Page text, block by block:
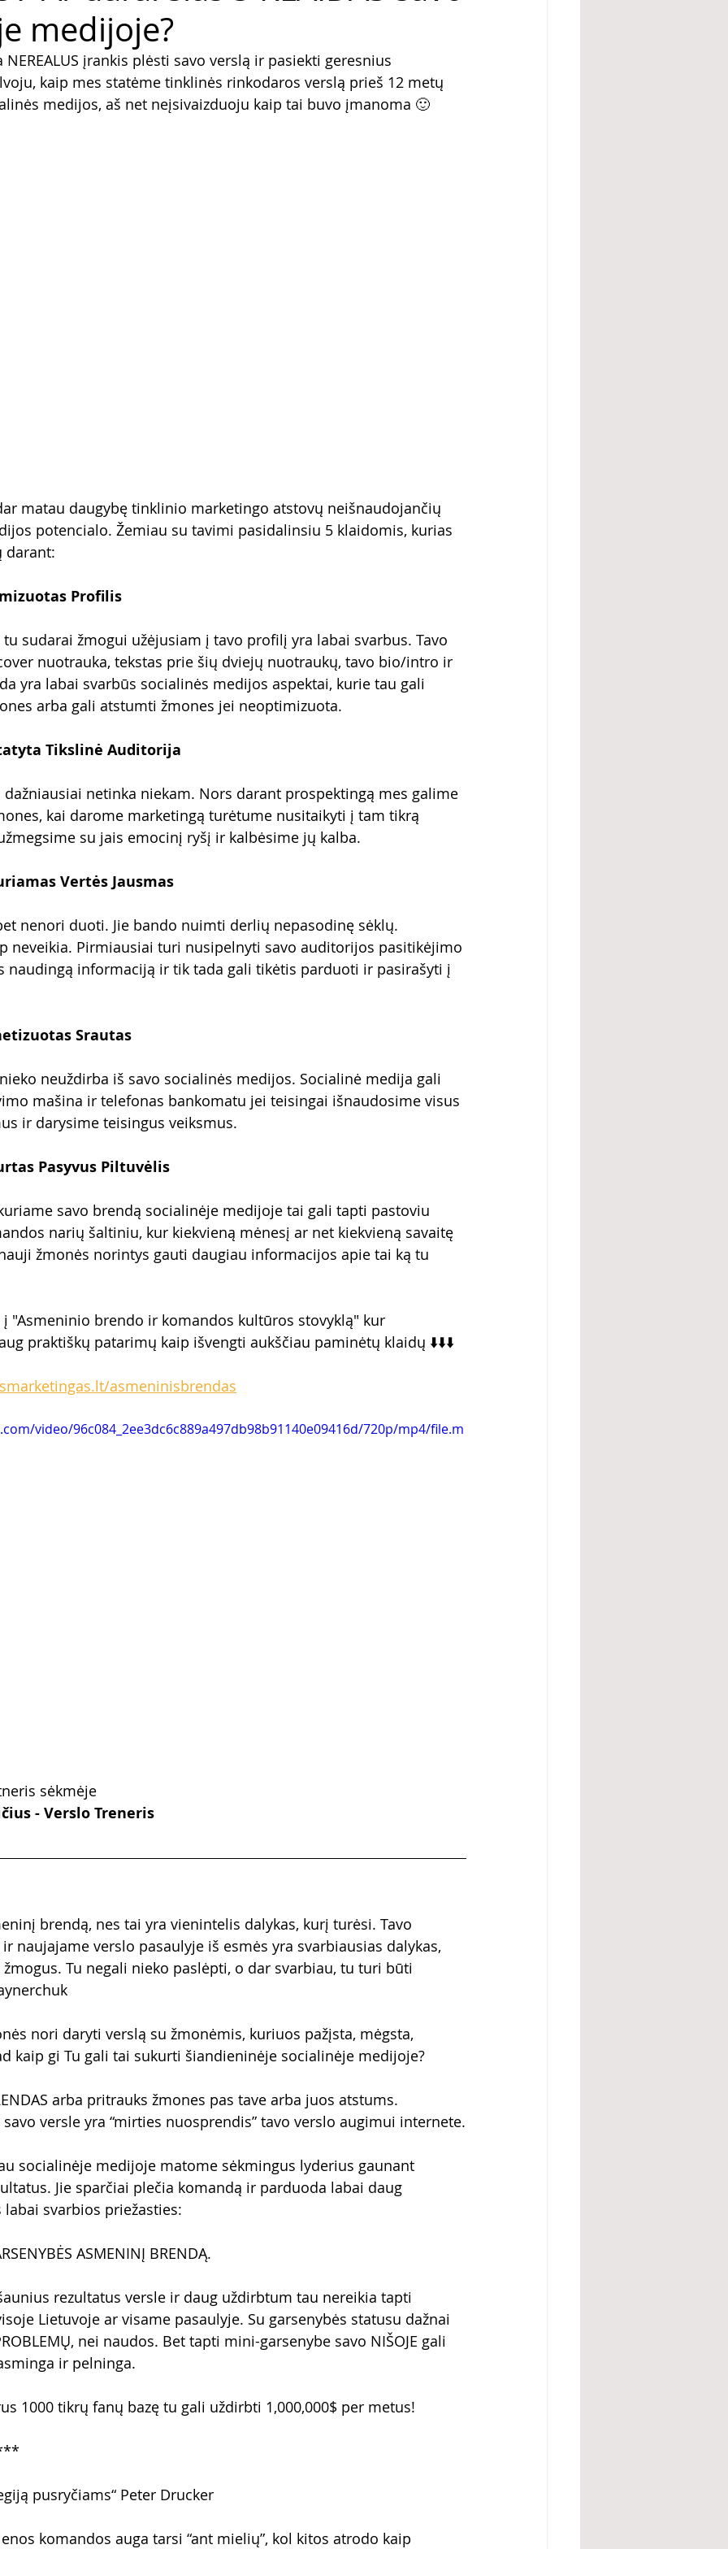
medijoje?
įrankis plėsti savo verslą ir pasiekti geresnius
kaip mes statėme tinklinės rinkodaros verslą prieš 12 metų
medijos, aš net neįsivaizduoju kaip tai buvo įmanoma 🙂
matau daugybę tinklinio marketingo atstovų neišnaudojančių
potencialo. Žemiau su tavimi pasidalinsiu 5 klaidomis, kurias
darant:
Profilis
sudarai žmogui užėjusiam į tavo profilį yra labai svarbus. Tavo
nuotrauka, tekstas prie šių dviejų nuotraukų, tavo bio/intro ir
yra labai svarbūs socialinės medijos aspektai, kurie tau gali
arba gali atstumti žmones jei neoptimizuota.
Tikslinė Auditorija
dažniausiai netinka niekam. Nors darant prospektingą mes galime
kai darome marketingą turėtume nusitaikyti į tam tikrą
su jais emocinį ryšį ir kalbėsime jų kalba.
Vertės Jausmas
nenori duoti. Jie bando nuimti derlių nepasodinę sėklų.
neveikia. Pirmiausiai turi nusipelnyti savo auditorijos pasitikėjimo
naudingą informaciją ir tik tada gali tikėtis parduoti ir pasirašyti į
Srautas
neuždirba iš savo socialinės medijos. Socialinė medija gali
mašina ir telefonas bankomatu jei teisingai išnaudosime visus
ir darysime teisingus veiksmus.
Pasyvus Piltuvėlis
savo brendą socialinėje medijoje tai gali tapti pastoviu
narių šaltiniu, kur kiekvieną mėnesį ar net kiekvieną savaitę
žmonės norintys gauti daugiau informacijos apie tai ką tu
į "Asmeninio brendo ir komandos kultūros stovyklą" kur
praktiškų patarimų kaip išvengti aukščiau paminėtų klaidų ⬇️⬇️⬇️
asmeninisbrendas
video/96c084_2ee3dc6c889a497db98b91140e09416d/720p/mp4/file.m
sėkmėje
- Verslo Treneris
brendą, nes tai yra vienintelis dalykas, kurį turėsi. Tavo
naujajame verslo pasaulyje iš esmės yra svarbiausias dalykas,
Tu negali nieko paslėpti, o dar svarbiau, tu turi būti
nori daryti verslą su žmonėmis, kuriuos pažįsta, mėgsta,
kaip gi Tu gali tai sukurti šiandieninėje socialinėje medijoje?
arba pritrauks žmones pas tave arba juos atstums.
versle yra “mirties nuosprendis” tavo verslo augimui internete.
socialinėje medijoje matome sėkmingus lyderius gaunant
Jie sparčiai plečia komandą ir parduoda labai daug
svarbios priežasties:
ASMENINĮ BRENDĄ.
rezultatus versle ir daug uždirbtum tau nereikia tapti
Lietuvoje ar visame pasaulyje. Su garsenybės statusu dažnai
nei naudos. Bet tapti mini-garsenybe savo NIŠOJE gali
ir pelninga.
1000 tikrų fanų bazę tu gali uždirbti 1,000,000$ per metus!
pusryčiams“ Peter Drucker
komandos auga tarsi “ant mielių”, kol kitos atrodo kaip